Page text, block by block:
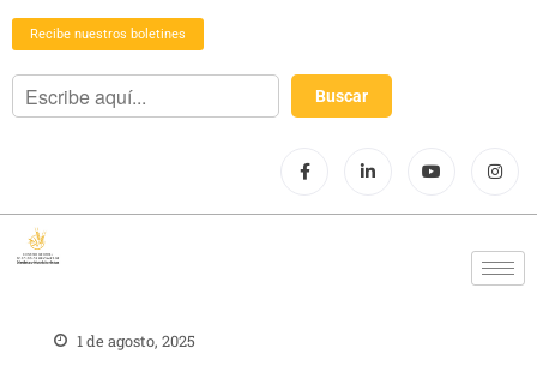
Recibe nuestros boletines
1 de agosto, 2025